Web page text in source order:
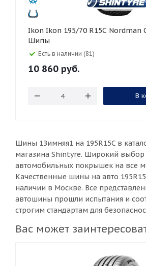
Ikon Ikon 195/70 R15C Nordman C 104/102R
Шипы
Есть в наличии (81)
10 860 руб.
В
Шины 1Зимняя1 на 195R15C в
магазина Shintyre. Широкий выбор
автомобильных покрышек на все
Качественные шины на авто
наличии в Москве. Все
автошины прошли испытания и
строгим стандартам для
Вас может